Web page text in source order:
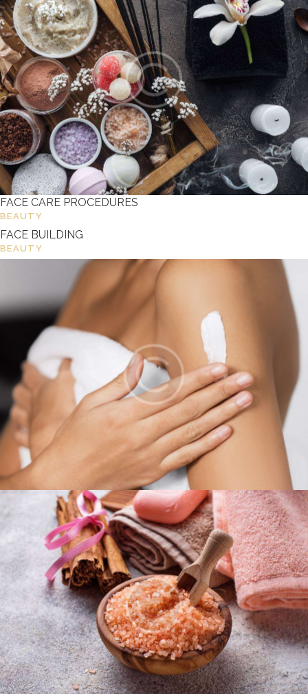
FACE CARE PROCEDURES
BEAUTY
FACE BUILDING
BEAUTY